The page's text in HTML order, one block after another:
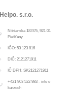
Helpo. s.r.o.
Nitrianska 1837/5, 921 01
Piešťany
IČO: 53 123 816
DIČ: 2121271911
IČ DPH: SK2121271911
+421 903 522 983 - info o
kurzoch